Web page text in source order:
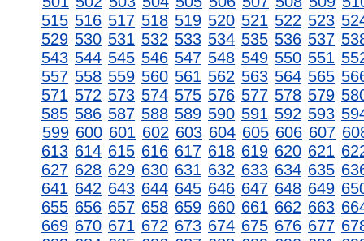
515 516 517 518 519 520 521 522 523
529 530 531 532 533 534 535 536 537
543 544 545 546 547 548 549 550 551
557 558 559 560 561 562 563 564 565
571 572 573 574 575 576 577 578 579
585 586 587 588 589 590 591 592 593
599 600 601 602 603 604 605 606 607
613 614 615 616 617 618 619 620 621
627 628 629 630 631 632 633 634 635
641 642 643 644 645 646 647 648 649
655 656 657 658 659 660 661 662 663
669 670 671 672 673 674 675 676 677